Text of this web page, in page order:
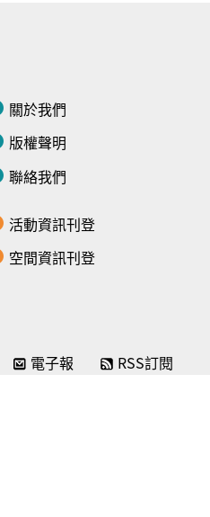
關於我們
版權聲明
聯絡我們
活動資訊刊登
空間資訊刊登
電子報 RSS訂閱